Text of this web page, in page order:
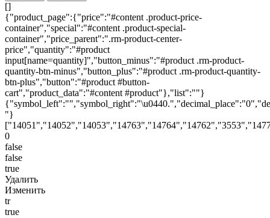
[]
{"product_page":{"price":"#content .product-price-
container","special":"#content .product-special-
container","price_parent":".rm-product-center-
price","quantity":"#product
input[name=quantity]","button_minus":"#product .rm-product-
quantity-btn-minus","button_plus":"#product .rm-product-quantity-
btn-plus","button":"#product #button-
cart","product_data":"#content #product"},"list":""}
"}
0
false
false
true
Удалить
Изменить
tr
true